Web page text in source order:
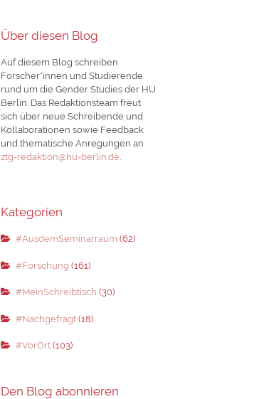
Über diesen Blog
Auf diesem Blog schreiben
Forscher*innen und Studierende
rund um die Gender Studies der HU
Berlin. Das Redaktionsteam freut
sich über neue Schreibende und
Kollaborationen sowie Feedback
und thematische Anregungen an
ztg-redaktion@hu-berlin.de.
Kategorien
#AusdemSeminarraum (62)
#Forschung (161)
#MeinSchreibtisch (30)
#Nachgefragt(18)
#VorOrt(103)
Den Blog abonnieren